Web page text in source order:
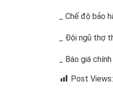
_ Chế độ bảo
_ Đội ngũ thợ
_ Báo giá
Post Views: